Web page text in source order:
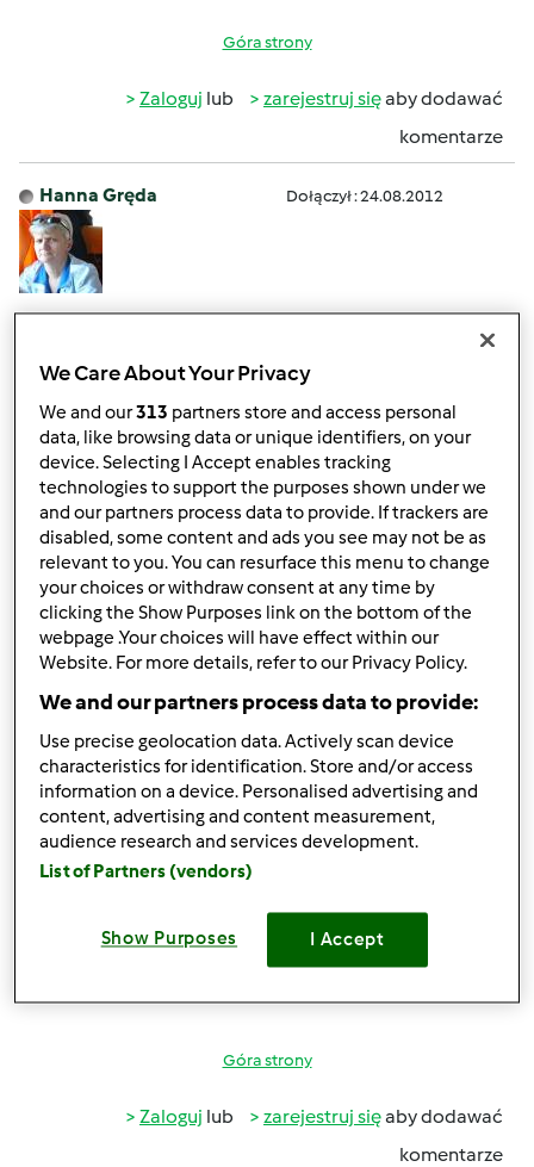
Góra strony
Zaloguj lub zarejestruj sięaby dodawać
komentarze
Hanna Gręda Dołączył : 24.08.2012
Ewo na każde warsztaty iść warto .Zawsze coś nowego
zobaczysz dopytasz .Ja niestety jestem z Łodzi więc się na
krakowskie nie wybiorę
Góra strony
Zalogujlub zarejestruj sięaby dodawać
komentarze
Baś...ka
(niezweryfikowany)
wt., 02/09/2016 - 14:58
warsztaty zawsze można coś podpatrzeć i czegoś
nowego się dowiedzieć a i można posmakować potraw
Góra strony
Zaloguj lub zarejestruj sięaby dodawać
komentarze
We Care About Your Privacy
We and our313 partners store and access personal
data, like browsing data or unique identifiers, on your
device. Selecting I Accept enables tracking
technologies to support the purposes shown under we
and our partners process data to provide. If trackers are
disabled, some content and ads you see may not be as
relevant to you. You can resurface this menu to change
your choices or withdraw consent at any time by
clicking the Show Purposes link on the bottom of the
webpage .Your choices will have effect within our
Website. For more details, refer to our Privacy Policy.
We and our partners process data to provide:
Use precise geolocation data. Actively scan device
characteristics for identification. Store and/or access
information on a device. Personalised advertising and
content, advertising and content measurement,
audience research and services development.
List of Partners (vendors)
Show Purposes I Accept